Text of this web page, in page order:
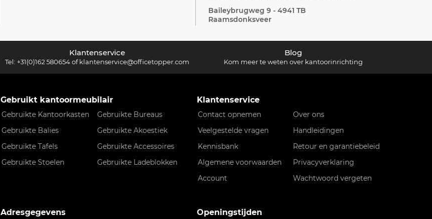
Baileybrugweg 9 - 4941 TB
Raamsdonksveer
Klantenservice
Tel: +31(0)162 580654ofklantenservice@officetopper.com
Blog
Kom meer te weten over kantoorinrichting
Gebruikt kantoormeubilair
Gebruikte Kantoorkasten
Gebruikte Bureaus
Gebruikte Balies
Gebruikte Akoestiek
Gebruikte Tafels
Gebruikte Accessoires
Gebruikte Stoelen
Gebruikte Ladeblokken
Adresgegevens
Klantenservice
Contact opnemen
Over ons
Veelgestelde vragen
Handleidingen
Kennisbank
Retour en garantiebeleid
Algemene voorwaarden
Privacyverklaring
Account
Wachtwoord vergeten
Openingstijden